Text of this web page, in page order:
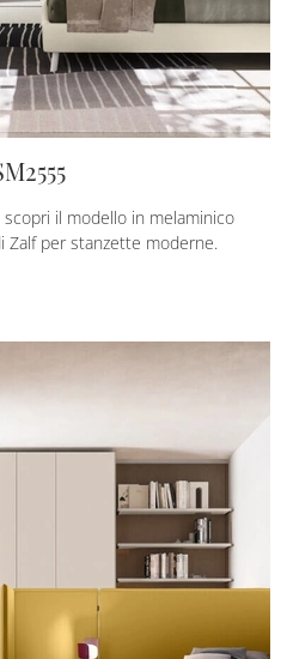
il modello in melaminico
Zalf per stanzette moderne.